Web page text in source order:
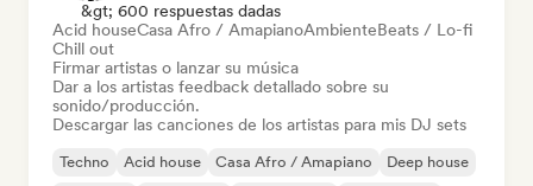
&gt; 600 respuestas dadas
Acid houseCasa Afro / AmapianoAmbienteBeats / Lo-fi
Chill out
Firmar artistas o lanzar su música
Dar a los artistas feedback detallado sobre su
sonido/producción.
Descargar las canciones de los artistas para mis DJ sets
Techno Acid house Casa Afro / Amapiano
Deep house